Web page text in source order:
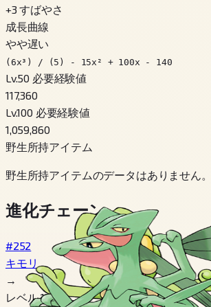
+3 すばやさ
成長曲線
やや遅い
(6x³) / (5) - 15x² + 100x - 140
Lv.50 必要経験値
117,360
Lv.100 必要経験値
1,059,860
野生所持アイテム
野生所持アイテムのデータはありません。
進化チェーン
#252
キモリ
→
レベル 16